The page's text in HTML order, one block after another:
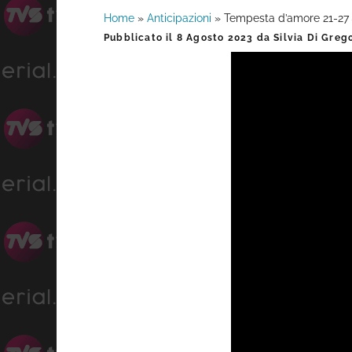
Home » Anticipazioni » Tempesta d’amore 21-
Pubblicato il 8 Agosto 2023 daSilvia Di
Barra